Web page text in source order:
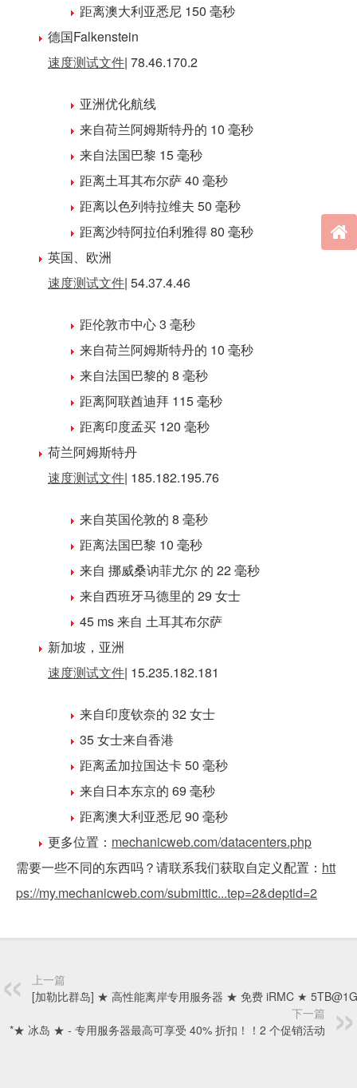
距离澳大利亚悉尼 150 毫秒
德国Falkenstein
速度测试文件| 78.46.170.2
亚洲优化航线
来自荷兰阿姆斯特丹的 10 毫秒
来自法国巴黎 15 毫秒
距离土耳其布尔萨 40 毫秒
距离以色列特拉维夫 50 毫秒
距离沙特阿拉伯利雅得 80 毫秒
英国、欧洲
速度测试文件| 54.37.4.46
距伦敦市中心 3 毫秒
来自荷兰阿姆斯特丹的 10 毫秒
来自法国巴黎的 8 毫秒
距离阿联酋迪拜 115 毫秒
距离印度孟买 120 毫秒
荷兰阿姆斯特丹
速度测试文件| 185.182.195.76
来自英国伦敦的 8 毫秒
距离法国巴黎 10 毫秒
来自 挪威桑讷菲尤尔 的 22 毫秒
来自西班牙马德里的 29 女士
45 ms 来自 土耳其布尔萨
新加坡 ，亚洲
速度测试文件| 15.235.182.181
来自印度钦奈的 32 女士
35 女士来自香港
距离孟加拉国达卡 50 毫秒
来自日本东京的 69 毫秒
距离澳大利亚悉尼 90 毫秒
更多位置： mechanicweb.com/datacenters.php
需要一些不同的东西吗？请联系我们获取自定义配置： htt
ps://my.mechanicweb.com/submittic...tep=2&deptid=2
上一篇
[加勒比群岛] ★ 高性能离岸专用服务器 ★ 免费 iRMC ★
下一篇
*★ 冰岛 ★ - 专用服务器最高可享受 40% 折扣！！2 个促销活动